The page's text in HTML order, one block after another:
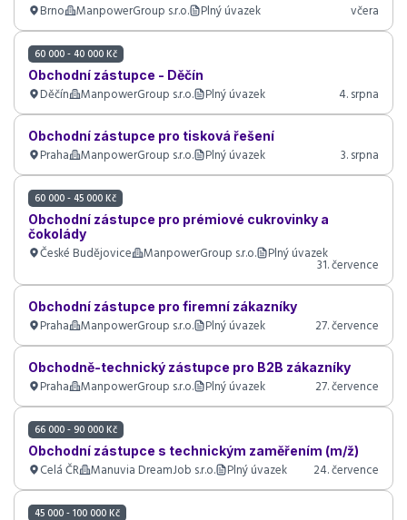
Brno ManpowerGroup s.r.o. Plný úvazek včera
60 000 - 40 000 Kč
Obchodní zástupce - Děčín
Děčín ManpowerGroup s.r.o. Plný úvazek 4. srpna
Obchodní zástupce pro tisková řešení
Praha ManpowerGroup s.r.o. Plný úvazek 3. srpna
60 000 - 45 000 Kč
Obchodní zástupce pro prémiové cukrovinky a
čokolády
České Budějovice ManpowerGroup s.r.o. Plný úvazek
31. července
Obchodní zástupce pro firemní zákazníky
Praha ManpowerGroup s.r.o. Plný úvazek 27. července
Obchodně-technický zástupce pro B2B zákazníky
Praha ManpowerGroup s.r.o. Plný úvazek 27. července
66 000 - 90 000 Kč
Obchodní zástupce s technickým zaměřením (m/ž)
Celá ČR Manuvia DreamJob s.r.o. Plný úvazek 24. července
45 000 - 100 000 Kč